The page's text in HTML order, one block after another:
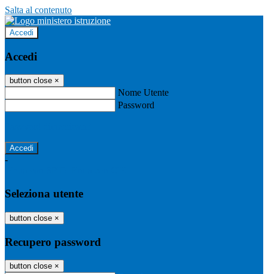
Salta al contenuto
Accedi
Accedi
button close ×
Nome Utente
Password
-
Seleziona utente
button close ×
Recupero password
button close ×